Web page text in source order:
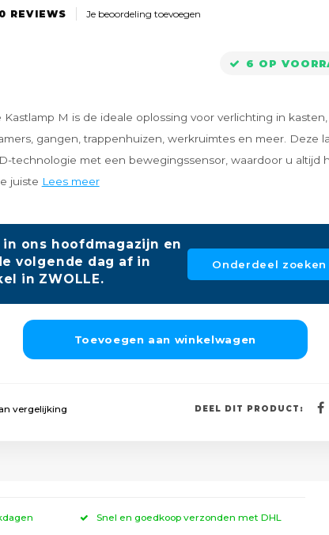
0 REVIEWS Je beoordeling toevoegen
6 OP
Kastlamp M is de ideale oplossing voor verlichting in kasten,
gangen, trappenhuizen, werkruimtes en meer. Deze
technologie met een bewegingssensor, waardoor u altijd
juiste Lees meer
ons hoofdmagazijn en
volgende dag af in
in ZWOLLE.
Onderdeel zoeken
Toevoegen aan winkelwagen
vergelijking DEEL DIT PRODUCT:
Snel en goedkoop verzonden met DHL